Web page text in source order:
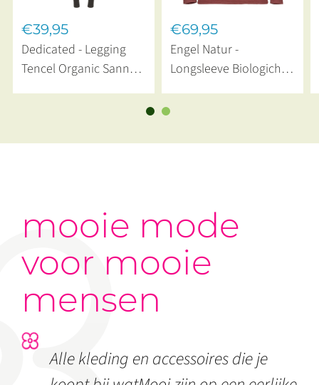
€39,95
Dedicated - Legging
Tencel Organic Sanna
€69,95
Engel Natur -
Longsleeve Biologiche
mooie mode
voor mooie
mensen
Alle kleding en accessoires die je